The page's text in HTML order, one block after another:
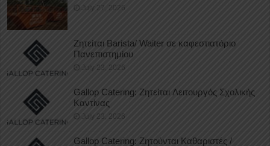
July 27, 2026
Ζητείται Barista/ Waiter σε καφεστιατόριο
Πανεπιστημίου
July 23, 2026
Gallop Catering: Ζητείται Λειτουργός Σχολικής
Καντίνας
July 23, 2026
Gallop Catering: Ζητούνται Καθαριστές /